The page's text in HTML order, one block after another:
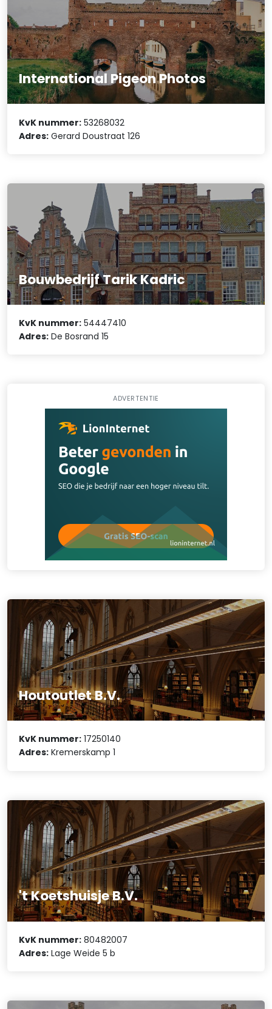
International Pigeon Photos
KvK nummer: 53268032
Adres: Gerard Doustraat 126
Bouwbedrijf Tarik Kadric
KvK nummer: 54447410
Adres: De Bosrand 15
ADVERTENTIE
Houtoutlet B.V.
KvK nummer: 17250140
Adres: Kremerskamp 1
't Koetshuisje B.V.
KvK nummer: 80482007
Adres: Lage Weide 5 b